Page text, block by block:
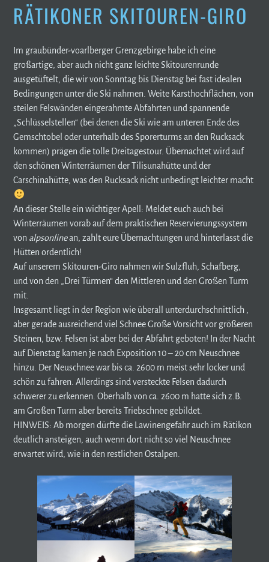
RÄTIKONER SKITOUREN-GIRO
Im graubünder-voarlberger Grenzgebirge habe ich eine
großartige, aber auch nicht ganz leichte Skitourenrunde
ausgetüftelt, die wir von Sonntag bis Dienstag bei fast idealen
Bedingungen unter die Ski nahmen. Weite Karsthochflächen, von
steilen Felswänden eingerahmte Abfahrten und spannende
„Schlüsselstellen“ (bei denen die Ski wie am unteren Ende des
Gemschtobel oder unterhalb des Sporerturms an den Rucksack
kommen) prägen die tolle Dreitagestour. Übernachtet wird auf
den schönen Winterräumen der Tilisunahütte und der
Carschinahütte, was den Rucksack nicht unbedingt leichter macht
An dieser Stelle ein wichtiger Apell: Meldet euch auch bei
Winterräumen vorab auf dem praktischen Reservierungssystem
von alpsonlinean, zahlt eure Übernachtungen und hinterlasst die
Hütten ordentlich!
Auf unserem Skitouren-Giro nahmen wir Sulzfluh, Schafberg,
und von den „Drei Türmen“ den Mittleren und den Großen Turm
mit.
Insgesamt liegt in der Region wie überall unterdurchschnittlich ,
aber gerade ausreichend viel Schnee Große Vorsicht vor größeren
Steinen, bzw. Felsen ist aber bei der Abfahrt geboten! In der Nacht
auf Dienstag kamen je nach Exposition 10 – 20 cm Neuschnee
hinzu. Der Neuschnee war bis ca. 2600 m meist sehr locker und
schön zu fahren. Allerdings sind versteckte Felsen dadurch
schwerer zu erkennen. Oberhalb von ca. 2600 m hatte sich z.B.
am Großen Turm aber bereits Triebschnee gebildet.
HINWEIS: Ab morgen dürfte die Lawinengefahr auch im Rätikon
deutlich ansteigen, auch wenn dort nicht so viel Neuschnee
erwartet wird, wie in den restlichen Ostalpen.